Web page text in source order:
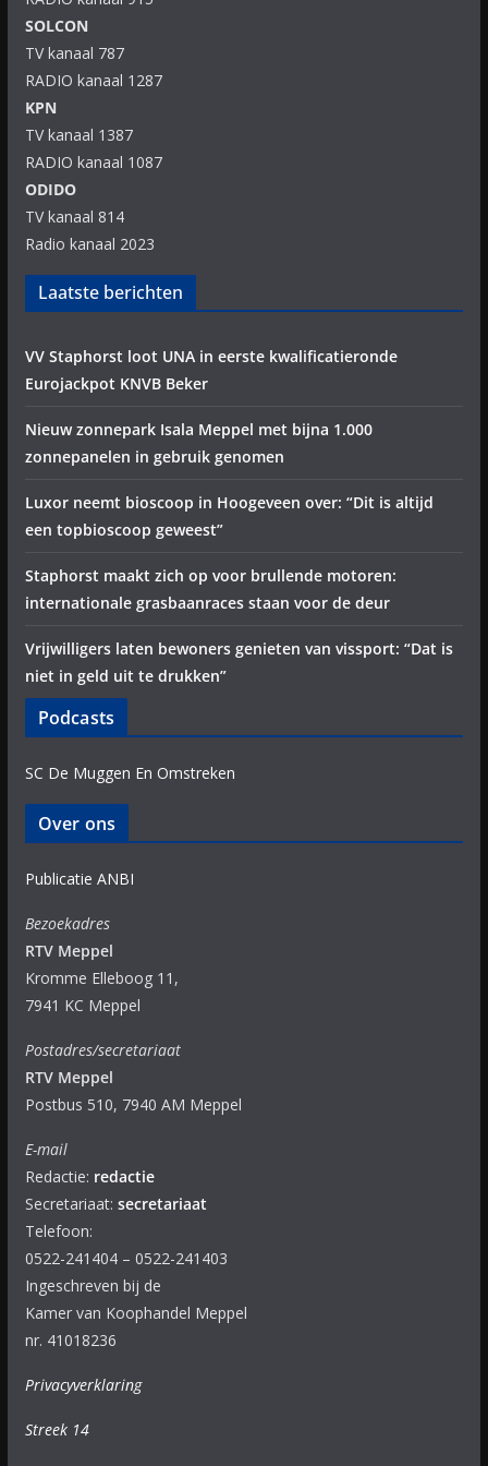
SOLCON
TV kanaal 787
RADIO kanaal 1287
KPN
TV kanaal 1387
RADIO kanaal 1087
ODIDO
TV kanaal 814
Radio kanaal 2023
Laatste berichten
VV Staphorst loot UNA in eerste kwalificatieronde
Eurojackpot KNVB Beker
Nieuw zonnepark Isala Meppel met bijna 1.000
zonnepanelen in gebruik genomen
Luxor neemt bioscoop in Hoogeveen over: “Dit is altijd
een topbioscoop geweest”
Staphorst maakt zich op voor brullende motoren:
internationale grasbaanraces staan voor de deur
Vrijwilligers laten bewoners genieten van vissport: “Dat is
niet in geld uit te drukken”
Podcasts
SC De Muggen En Omstreken
Over ons
Publicatie ANBI
Bezoekadres
RTV Meppel
Kromme Elleboog 11,
7941 KC Meppel
Postadres/secretariaat
RTV Meppel
Postbus 510, 7940 AM Meppel
E-mail
Redactie: redactie
Secretariaat: secretariaat
Telefoon:
0522-241404 – 0522-241403
Ingeschreven bij de
Kamer van Koophandel Meppel
nr. 41018236
Privacyverklaring
Streek 14